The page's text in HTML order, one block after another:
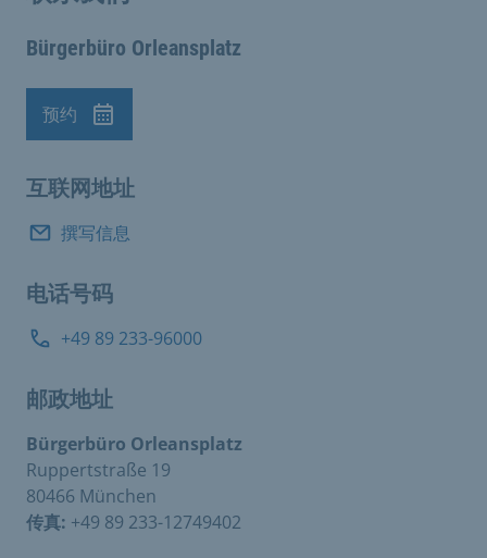
Bürgerbüro Orleansplatz
预约
预约
互联网地址
撰写信息
电话号码
+49 89 233-96000
邮政地址
Bürgerbüro Orleansplatz
Ruppertstraße 19
80466 München
传真: +49 89 233-12749402